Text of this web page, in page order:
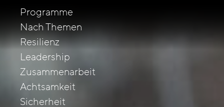
Programme
Nach Themen
Resilienz
Leadership
Zusammenarbeit
Achtsamkeit
Sicherheit